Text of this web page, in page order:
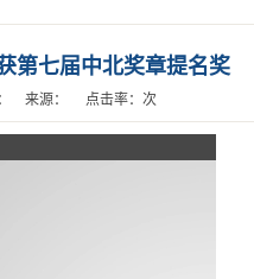
第七届中北奖章提名奖
： 来源： 点击率：次